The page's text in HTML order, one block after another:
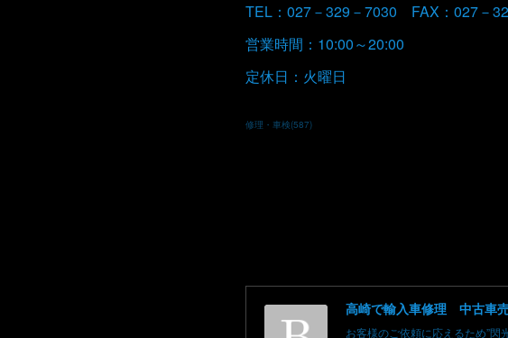
TEL：027－329－7030 FAX：027－
営業時間：10:00～20:00
定休日：火曜日
修理・車検(587)
お客様のご依頼に応えるため”